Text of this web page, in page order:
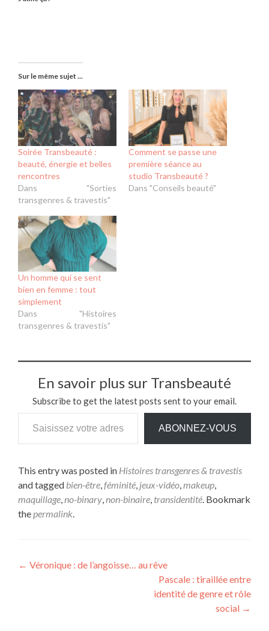
Sur le même sujet ...
Soirée Transbeauté :
beauté, énergie et belles
rencontres
Dans "Sorties
transgenres & travestis"
Comment se passe une
première séance au
studio Transbeauté ?
Dans "Conseils beauté"
Un homme qui se sent
bien en femme : tout
simplement
Dans "Histoires
transgenres & travestis"
En savoir plus sur Transbeauté
Subscribe to get the latest posts sent to your email.
Saisissez votre adresse e-mail…
ABONNEZ-VOUS
This entry was posted in Histoires transgenres & travestis
and tagged bien-être,féminité, jeux-vidéo,makeup,
maquillage,no-binary,non-binaire, transidentité. Bookmark
thepermalink.
Navigation
← Véronique : de l’angoisse… au rêve
Pascale : tiraillée entre
identité de genre et rôle
social →